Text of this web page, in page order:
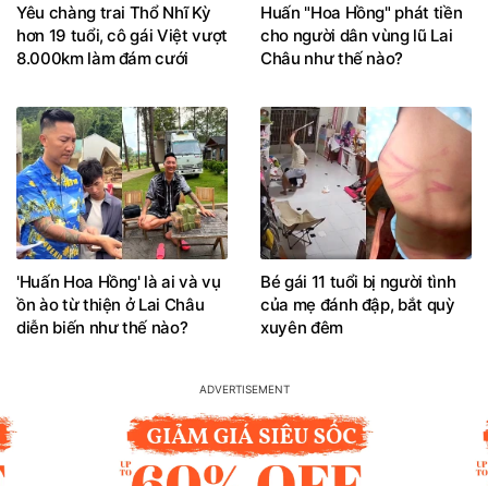
Yêu chàng trai Thổ Nhĩ Kỳ
hơn 19 tuổi, cô gái Việt vượt
8.000km làm đám cưới
Huấn "Hoa Hồng" phát tiền
cho người dân vùng lũ Lai
Châu như thế nào?
'Huấn Hoa Hồng' là ai và vụ
ồn ào từ thiện ở Lai Châu
diễn biến như thế nào?
Bé gái 11 tuổi bị người tình
của mẹ đánh đập, bắt quỳ
xuyên đêm